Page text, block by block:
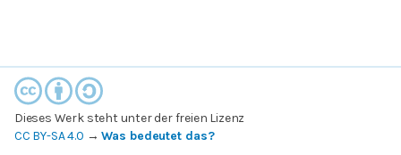
Dieses Werk steht unter der freien Lizenz
CC BY-SA 4.0 →Was bedeutet das?